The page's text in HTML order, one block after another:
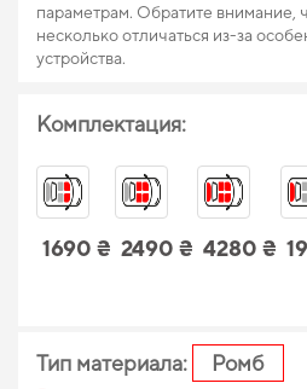
параметрам. Обратите внимание,
несколько отличаться из-за
устройства.
Комплектация:
1690 ₴ 2490 ₴ 4280 ₴
Тип материала: Ромб